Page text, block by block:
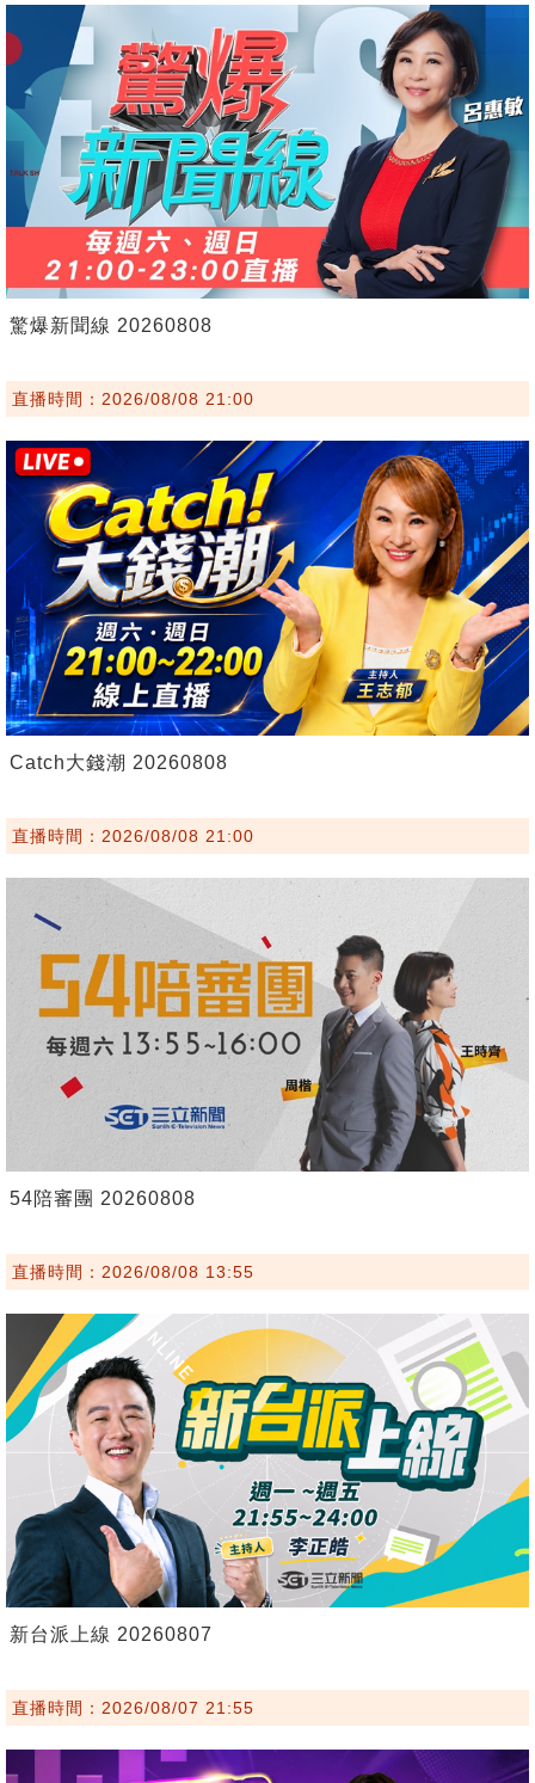
驚爆新聞線 20260808
直播時間：2026/08/08 21:00
Catch大錢潮 20260808
直播時間：2026/08/08 21:00
54陪審團 20260808
直播時間：2026/08/08 13:55
新台派上線 20260807
直播時間：2026/08/07 21:55